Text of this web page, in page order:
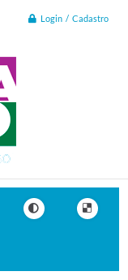
Login / Cadastro